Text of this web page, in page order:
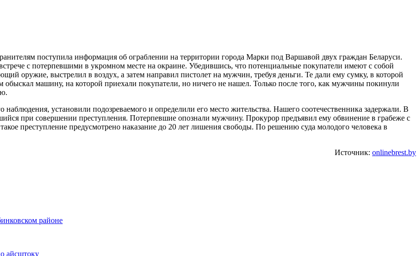
поступила информация об ограблении на территории города Марки под Варшавой двух граждан Беларуси.
с потерпевшими в укромном месте на окраине. Убедившись, что потенциальные покупатели имеют с собой
оружие, выстрелил в воздух, а затем направил пистолет на мужчин, требуя деньги. Те дали ему сумку, в которой
машину, на которой приехали покупатели, но ничего не нашел. Только после того, как мужчины покинули
установили подозреваемого и определили его место жительства. Нашего соотечественника задержали. В
при совершении преступления. Потерпевшие опознали мужчину. Прокурор предъявил ему обвинение в грабеже с
преступление предусмотрено наказание до 20 лет лишения свободы. По решению суда молодого человека в
Источник: onlinebrest.by
районе
айсштоку